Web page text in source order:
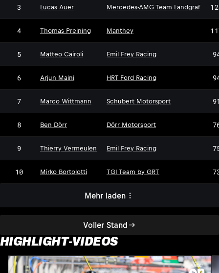
Voller Stand
3 Lucas Auer Mercedes-AMG Team Landgraf
4 Thomas Preining Manthey
5 Matteo Cairoli Emil Frey Racing
6 Arjun Maini HRT Ford Racing
7 Marco Wittmann Schubert Motorsport
8 Ben Dörr DM
Dörr Motorsport
9 Thierry Vermeulen Emil Frey Racing
10 Mirko Bortolotti TGI Team by GRT
Mehr laden
HIGHLIGHT-VIDEOS